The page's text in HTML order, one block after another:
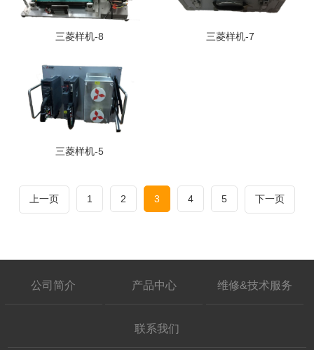
三菱样机-8 三菱样机-7
三菱样机-5
上一页 1 2 3 4 5 下一页
公司简介 产品中心 维修&技术服务
联系我们